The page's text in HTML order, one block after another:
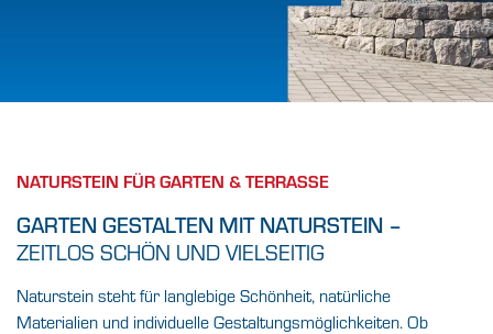
STILVOLL UND
INDIVIDUELL.
Gestalten mit Charakter: Naturstein für
NATURSTEIN FÜR GARTEN & TERRASSE
GARTEN GESTALTEN MIT NATURSTEIN –
ZEITLOS SCHÖN UND VIELSEITIG
Naturstein steht für langlebige Schönheit, natürliche
Materialien und individuelle Gestaltungsmöglichkeiten. Ob